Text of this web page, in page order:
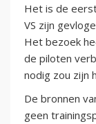
Het is de
VS zijn
Het bezoek
de piloten
nodig zou zijn
De bronnen
geen